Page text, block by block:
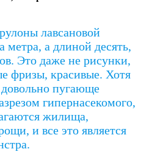
лавсановой
а длиной десять,
Это даже не рисунки,
фризы, красивые. Хотя
пугающе
гипернасекомого,
жилища,
и все это является